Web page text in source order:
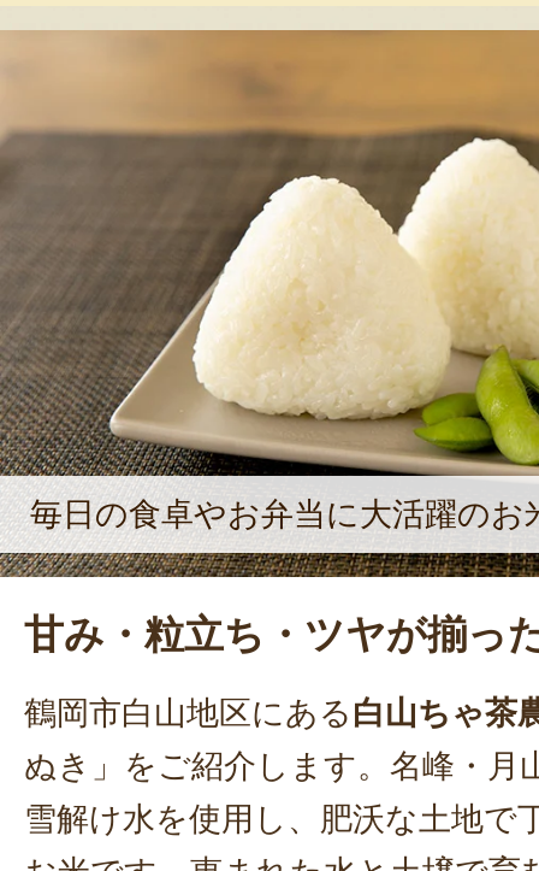
頃、白山ちゃ茶農園を継ぐことを決
『だだちゃ豆はほかにはない美味し
くうちに、面白くなってきましたね
誇りに思っています」と、笑う。一
だちゃ豆の美味しさを広めるため、
ん増やしたい」と、意気込んだ。
毎日の食卓やお弁当に大活躍のお
甘み・粒立ち・ツヤが揃っ
鶴岡市白山地区にある 白山ちゃ茶
ぬき」をご紹介します。名峰・月
雪解け水を使用し、肥沃な土地で